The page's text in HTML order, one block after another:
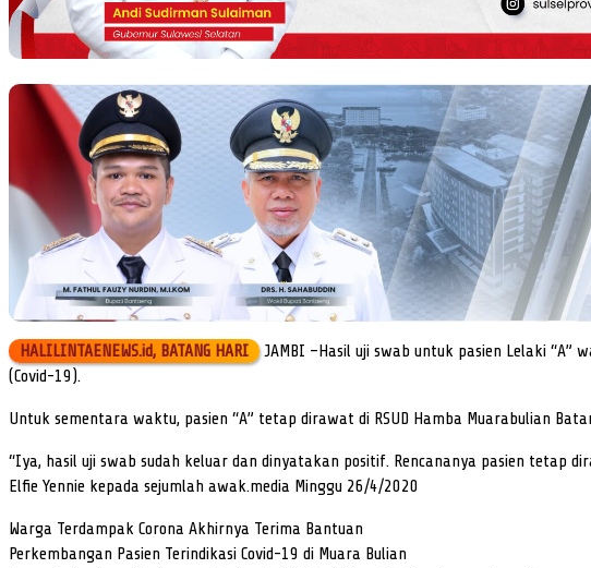
HALILINTAENEWS.id, BATANG HARI JAMBI –Hasil uji swab untuk pasien Lelaki “A”
(Covid-19).
Untuk sementara waktu, pasien “A” tetap dirawat di RSUD Hamba Muarabulian
“Iya, hasil uji swab sudah keluar dan dinyatakan positif. Rencananya pasien tetap
Elfie Yennie kepada sejumlah awak.media Minggu 26/4/2020
Warga Terdampak Corona Akhirnya Terima Bantuan
Perkembangan Pasien Terindikasi Covid-19 di Muara Bulian